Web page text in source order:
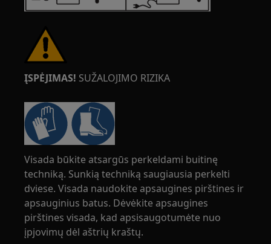
ĮSPĖJIMAS! SUŽALOJIMO RIZIKA
Visada būkite atsargūs perkeldami buitinę
techniką. Sunkią techniką saugiausia perkelti
dviese. Visada naudokite apsaugines pirštines ir
apsauginius batus. Dėvėkite apsaugines
pirštines visada, kad apsisaugotumėte nuo
įpjovimų dėl aštrių kraštų.